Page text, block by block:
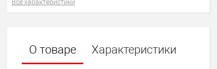
Все характеристики
О товаре
Характеристики